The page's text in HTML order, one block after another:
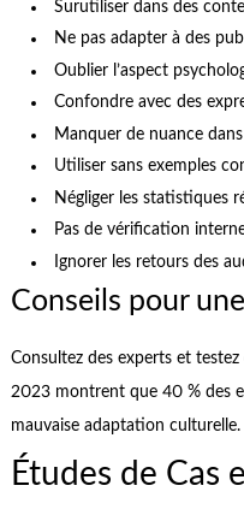
Surutiliser dans des
Ne pas adapter à des
Oublier l’aspect
Confondre avec des
Manquer de nuance
Utiliser sans exemples
Négliger les statistiques
Pas de vérification
Ignorer les retours des
Conseils pour
Consultez des experts et
2023 montrent que 40 % des
mauvaise adaptation culturelle.
Études de Cas